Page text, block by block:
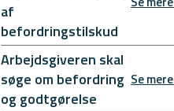
af
befordringstilskud
Arbejdsgiveren skal
søge om befordring
og godtgørelse
Se mere